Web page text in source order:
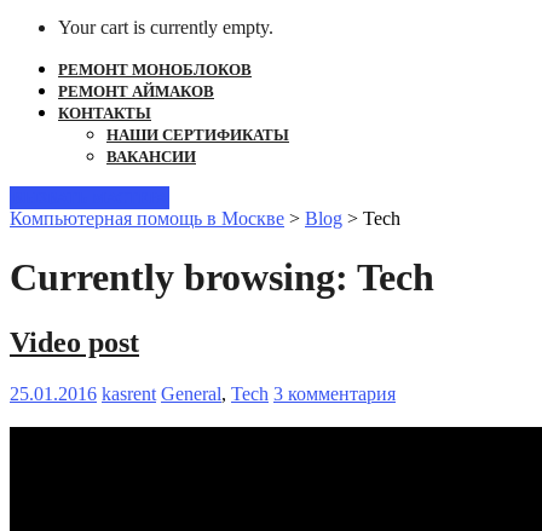
Your cart is currently empty.
РЕМОНТ МОНОБЛОКОВ
РЕМОНТ АЙМАКОВ
КОНТАКТЫ
НАШИ СЕРТИФИКАТЫ
ВАКАНСИИ
Компьютерная помощь в Москве > Blog > Tech
Currently browsing: Tech
Video post
25.01.2016 kasrent General, Tech 3 комментария